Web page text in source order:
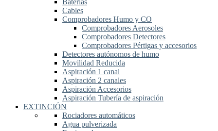
Baterías
Cables
Comprobadores Humo y CO
Comprobadores Aerosoles
Comprobadores Detectores
Comprobadores Pértigas y accesorios
Detectores autónomos de humo
Movilidad Reducida
Aspiración 1 canal
Aspiración 2 canales
Aspiración Accesorios
Aspiración Tubería de aspiración
EXTINCIÓN
Rociadores automáticos
Agua pulverizada